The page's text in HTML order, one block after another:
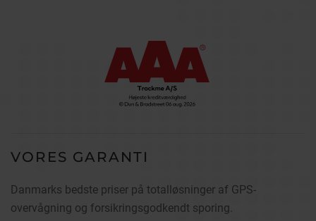
VORES GARANTI
Danmarks bedste priser på totalløsninger af GPS-
overvågning og forsikringsgodkendt sporing.